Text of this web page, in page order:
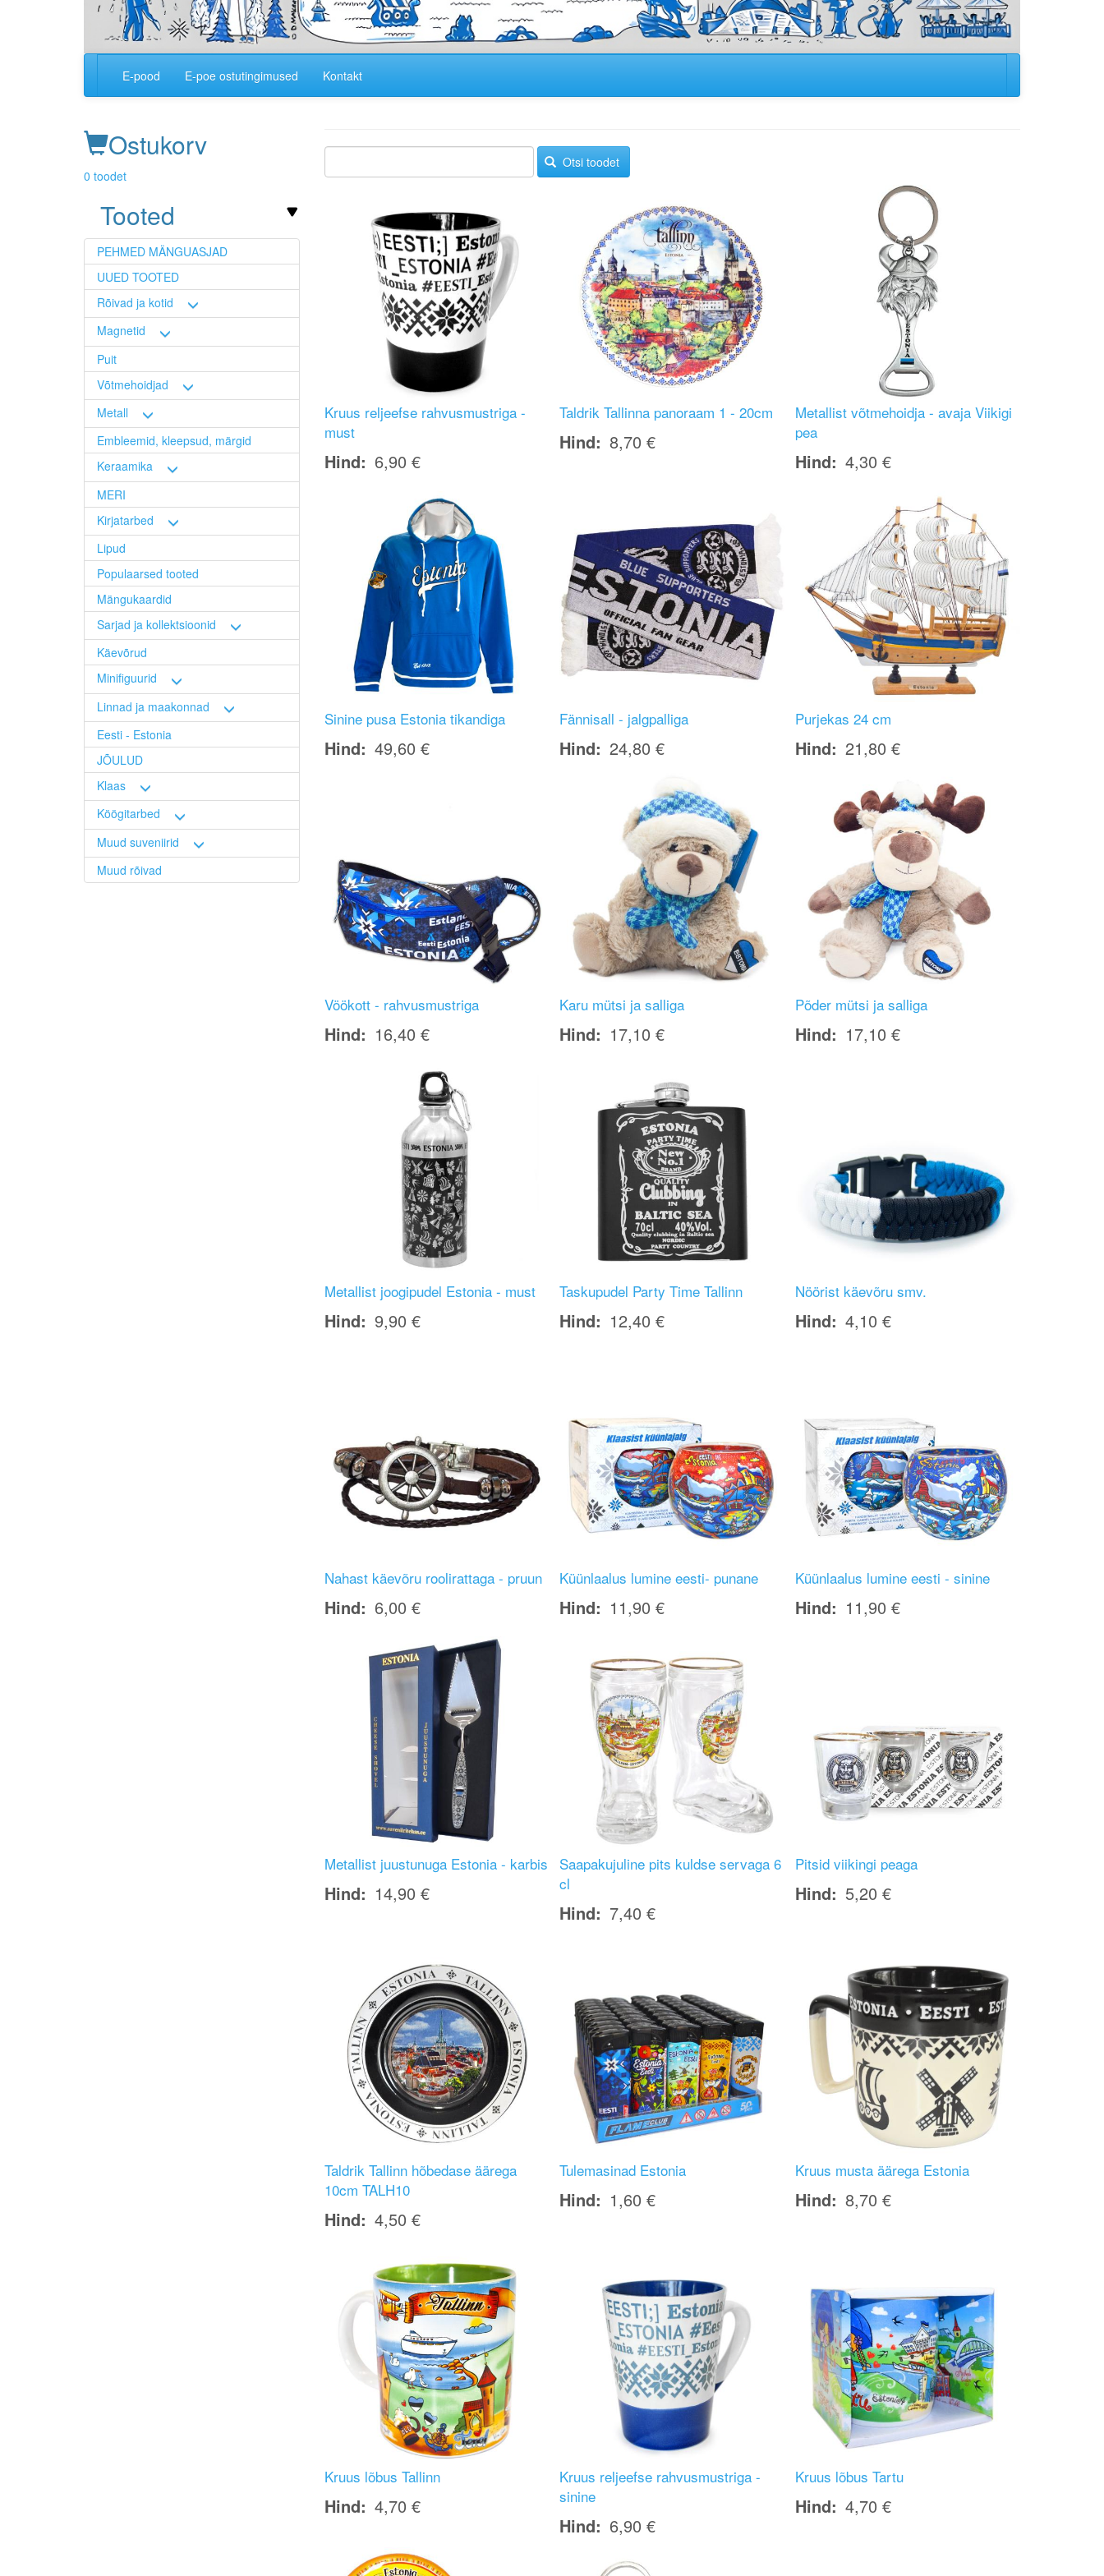
Main
E-pood E-poe ostutingimused Kontakt
Ostukorv
0 toodet
Tooted
PEHMED MÄNGUASJAD
UUED TOOTED
Rõivad ja kotid
Magnetid
Puit
Võtmehoidjad
Metall
Embleemid, kleepsud, märgid
Keraamika
MERI
Kirjatarbed
Lipud
Populaarsed tooted
Mängukaardid
Sarjad ja kollektsioonid
Käevõrud
Minifiguurid
Linnad ja maakonnad
Eesti - Estonia
JÕULUD
Klaas
Köögitarbed
Muud suveniirid
Muud rõivad
Otsi toodet
Kruus reljeefse rahvusmustriga -
must
Hind 6,90 €
Taldrik Tallinna panoraam 1 - 20cm
Hind 8,70 €
Metallist võtmehoidja - avaja Viikigi
pea
Hind 4,30 €
Sinine pusa Estonia tikandiga
Hind 49,60 €
Fännisall - jalgpalliga
Hind 24,80 €
Purjekas 24 cm
Hind 21,80 €
Vöökott - rahvusmustriga
Hind 16,40 €
Karu mütsi ja salliga
Hind 17,10 €
Põder mütsi ja salliga
Hind 17,10 €
Metallist joogipudel Estonia - must
Hind 9,90 €
Taskupudel Party Time Tallinn
Hind 12,40 €
Nöörist käevõru smv.
Hind 4,10 €
Nahast käevõru roolirattaga - pruun
Hind 6,00 €
Küünlaalus lumine eesti- punane
Hind 11,90 €
Küünlaalus lumine eesti - sinine
Hind 11,90 €
Metallist juustunuga Estonia - karbis
Hind 14,90 €
Saapakujuline pits kuldse servaga 6
cl
Hind 7,40 €
Pitsid viikingi peaga
Hind 5,20 €
Taldrik Tallinn hõbedase äärega
10cm TALH10
Hind 4,50 €
Tulemasinad Estonia
Hind 1,60 €
Kruus musta äärega Estonia
Hind 8,70 €
Kruus lõbus Tallinn
Hind 4,70 €
Kruus reljeefse rahvusmustriga -
sinine
Hind 6,90 €
Kruus lõbus Tartu
Hind 4,70 €